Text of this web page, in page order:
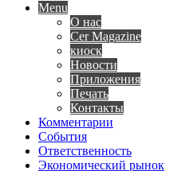
Menu
О нас
Cer Magazine
киоск
Новости
Приложения
Печать
Контакты
Комментарии
События
Ответственность
Экономический рынок